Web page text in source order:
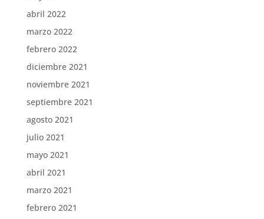
abril 2022
marzo 2022
febrero 2022
diciembre 2021
noviembre 2021
septiembre 2021
agosto 2021
julio 2021
mayo 2021
abril 2021
marzo 2021
febrero 2021